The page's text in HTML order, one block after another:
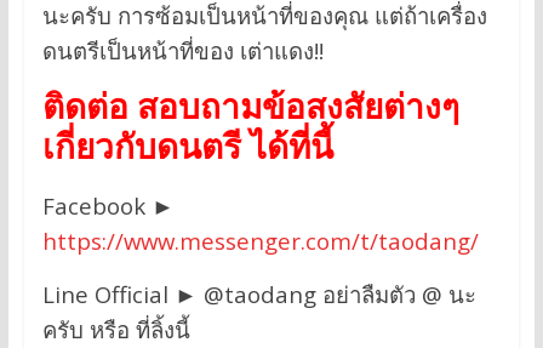
นะครับ การซ้อมเป็นหน้าที่ของคุณ แต่ถ้าเครื่อง
ดนตรีเป็นหน้าที่ของ เต่าแดง!!
ติดต่อ สอบถามข้อสงสัยต่างๆ
เกี่ยวกับดนตรี ได้ที่นี้
Facebook ►
https://www.messenger.com/t/taodang/
Line Official ► @taodang อย่าลืมตัว @ นะ
ครับ หรือ ที่ลิ้งนี้